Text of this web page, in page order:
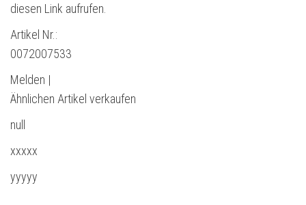
diesen Link aufrufen.
Artikel Nr.:
0072007533
Melden |
Ähnlichen Artikel verkaufen
null
xxxxx
yyyyy